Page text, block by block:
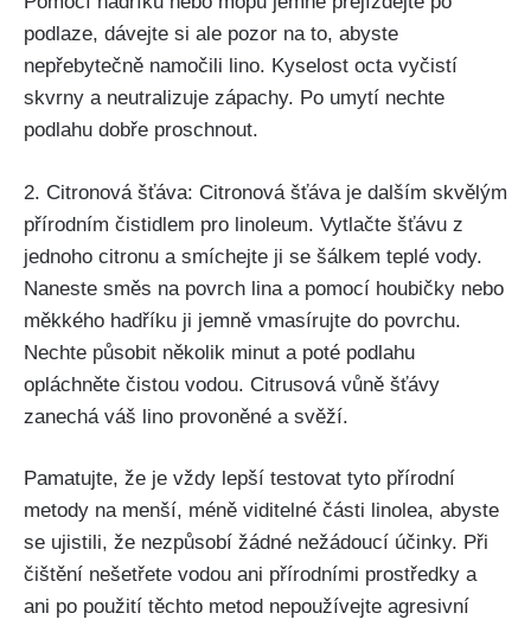
podlaze, dávejte si ale pozor na to, abyste⁣
nepřebytečně namočili lino.​ Kyselost octa vyčistí
skvrny a neutralizuje zápachy. Po umytí nechte
podlahu dobře proschnout.
2. Citronová šťáva: Citronová šťáva je dalším skvělým
přírodním ​čistidlem pro linoleum. Vytlačte šťávu z
jednoho citronu⁤ a smíchejte ji se šálkem teplé vody.
Naneste ⁣směs ‍na ‌povrch ⁤lina a pomocí houbičky nebo
měkkého hadříku ji jemně vmasírujte do povrchu.
Nechte působit několik‍ minut a poté podlahu
opláchněte čistou vodou. Citrusová vůně‌ šťávy
zanechá váš lino ‌provoněné a svěží.
Pamatujte, že je vždy lepší testovat tyto přírodní
metody na menší, méně viditelné⁣ části linolea, ‌abyste
se ujistili, že nezpůsobí žádné nežádoucí účinky. Při
čištění nešetřete vodou ani přírodními ​prostředky a​
ani po použití těchto metod ⁢nepoužívejte agresivní